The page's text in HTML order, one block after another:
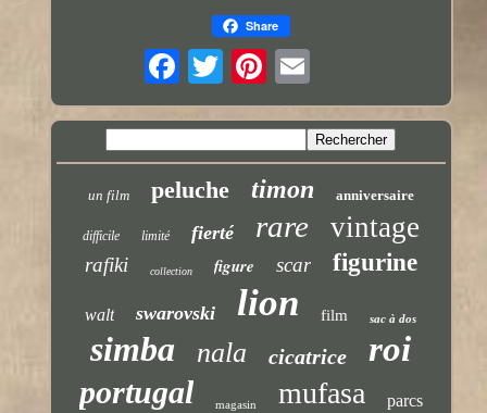
Share
un film peluche timon anniversaire
difficile limité fierté rare vintage
rafiki collection figure scar figurine
walt swarovski lion film sac à dos
simba nala cicatrice roi
portugal magasin mufasa parcs